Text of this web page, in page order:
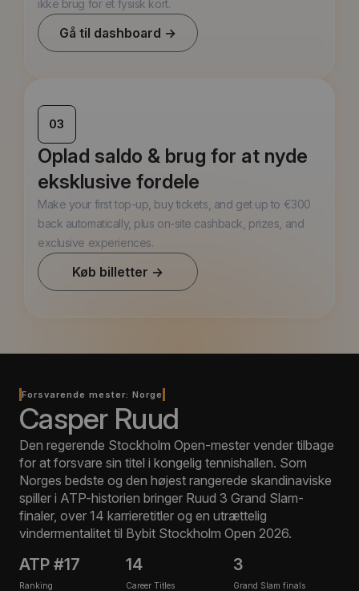
ikke brug for et fysisk kort.
Gå til dashboard →
03
Oplad saldo & brug for at nyde
eksklusive fordele
Make your first top-up, buy tickets, and get up to €300
back automatically, plus on-site cashback, prizes, and
exclusive experiences.
Køb billetter →
Forsvarende mester: Norge
Casper Ruud
Den regerende Stockholm Open-mester vender tilbage
for at forsvare sin titel i kongelig tennishallen. Som
Norges bedste og den højest rangerede skandinaviske
spiller i ATP-historien bringer Ruud 3 Grand Slam-
finaler, over 14 karrieretitler og en utrættelig
vindermentalitet til Bybit Stockholm Open 2026.
ATP #17
Ranking
14
Career Titles
3
Grand Slam finals